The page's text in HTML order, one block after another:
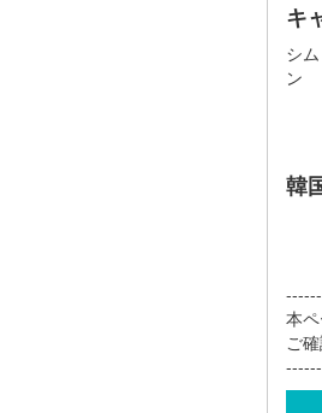
キ
シ
ン
韓
本
ご